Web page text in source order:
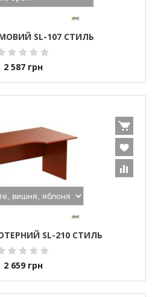
SL-107 СТИЛЬ
2 587 грн
SL-210 СТИЛЬ
2 659 грн